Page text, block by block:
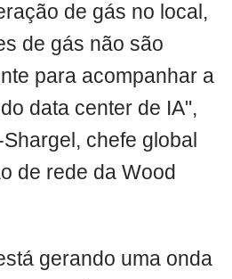
de gás no local,
de gás não são
para acompanhar a
data center de IA",
chefe global
de rede da Wood
gerando uma onda